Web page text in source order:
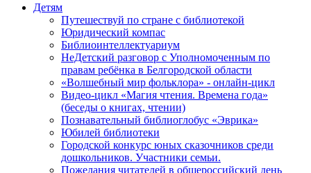
Детям
Путешествуй по стране с библиотекой
Юридический компас
Библиоинтеллектуариум
НеДетский разговор с Уполномоченным по
правам ребёнка в Белгородской области
«Волшебный мир фольклора» - онлайн-цикл
Видео-цикл «Магия чтения. Времена года»
(беседы о книгах, чтении)
Познавательный библиоглобус «Эврика»
Юбилей библиотеки
Городской конкурс юных сказочников среди
дошкольников. Участники семьи.
Пожелания читателей в общероссийский день